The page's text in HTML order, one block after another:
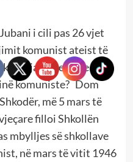
i cili pas 26 vjet
komunist ateist të
kur feja ishte ende e
komuniste? Dom
më 5 mars të
filloi Shkollën
mbylljes së shkollave
në mars të vitit 1946